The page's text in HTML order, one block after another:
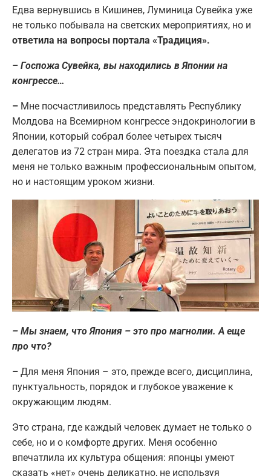
Едва вернувшись в Кишинев, Луминица Сувейка уже
не только побывала на светских мероприятиях, но и
ответила на вопросы портала «Традиция».
– Госпожа Сувейка, вы находились в Японии на
конгрессе…
– Мне посчастливилось представлять Республику
Молдова на Всемирном конгрессе эндокринологии в
Японии, который собрал более четырех тысяч
делегатов из 72 стран мира. Эта поездка стала для
меня не только важным профессиональным опытом,
но и настоящим уроком жизни.
– Мы знаем, что Япония – это про магнолии. А еще
про что?
– Для меня Япония – это, прежде всего, дисциплина,
пунктуальность, порядок и глубокое уважение к
окружающим людям.
Это страна, где каждый человек думает не только о
себе, но и о комфорте других. Меня особенно
впечатлила их культура общения: японцы умеют
сказать «нет» очень деликатно, не используя